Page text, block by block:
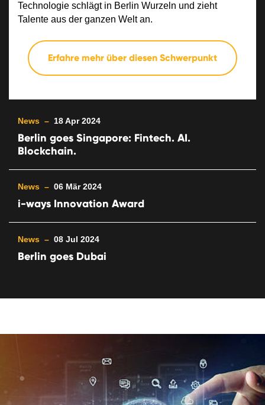
Technologie schlägt in Berlin Wurzeln und zieht
Talente aus der ganzen Welt an.
Erfahre mehr über diesen Schwerpunkt
News – 18 Apr 2024
Berlin goes Singapore: Fintech. AI.
Blockchain.
News – 06 Mär 2024
i-ways Innovation Award
News – 08 Jul 2024
Berlin goes Dubai